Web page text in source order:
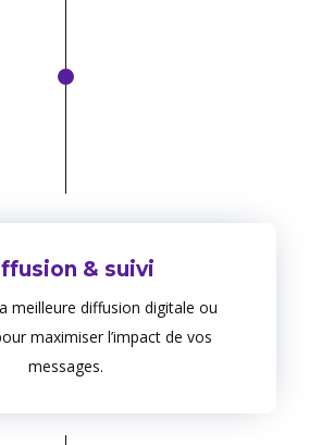
& suivi
meilleure diffusion digitale ou
maximiser l’impact de vos
messages.